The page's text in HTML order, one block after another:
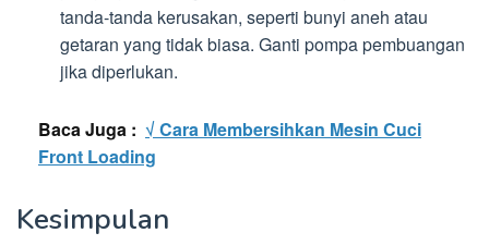
tanda-tanda kerusakan, seperti bunyi aneh atau
getaran yang tidak biasa. Ganti pompa pembuangan
jika diperlukan.
Baca Juga : √ Cara Membersihkan Mesin Cuci
Front Loading
Kesimpulan